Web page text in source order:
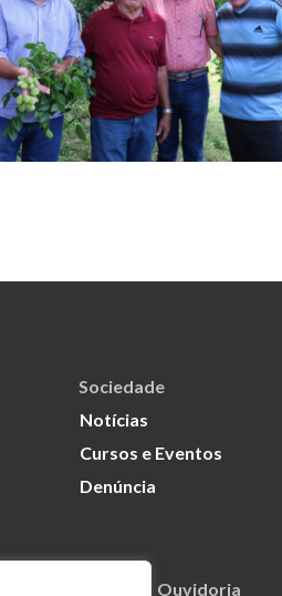
Sociedade
Notícias
Cursos e Eventos
Denúncia
Ouvidoria